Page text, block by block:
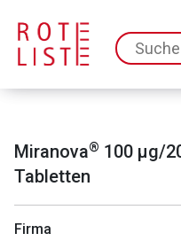
Miranova® 100 μg/
Tabletten
Firma